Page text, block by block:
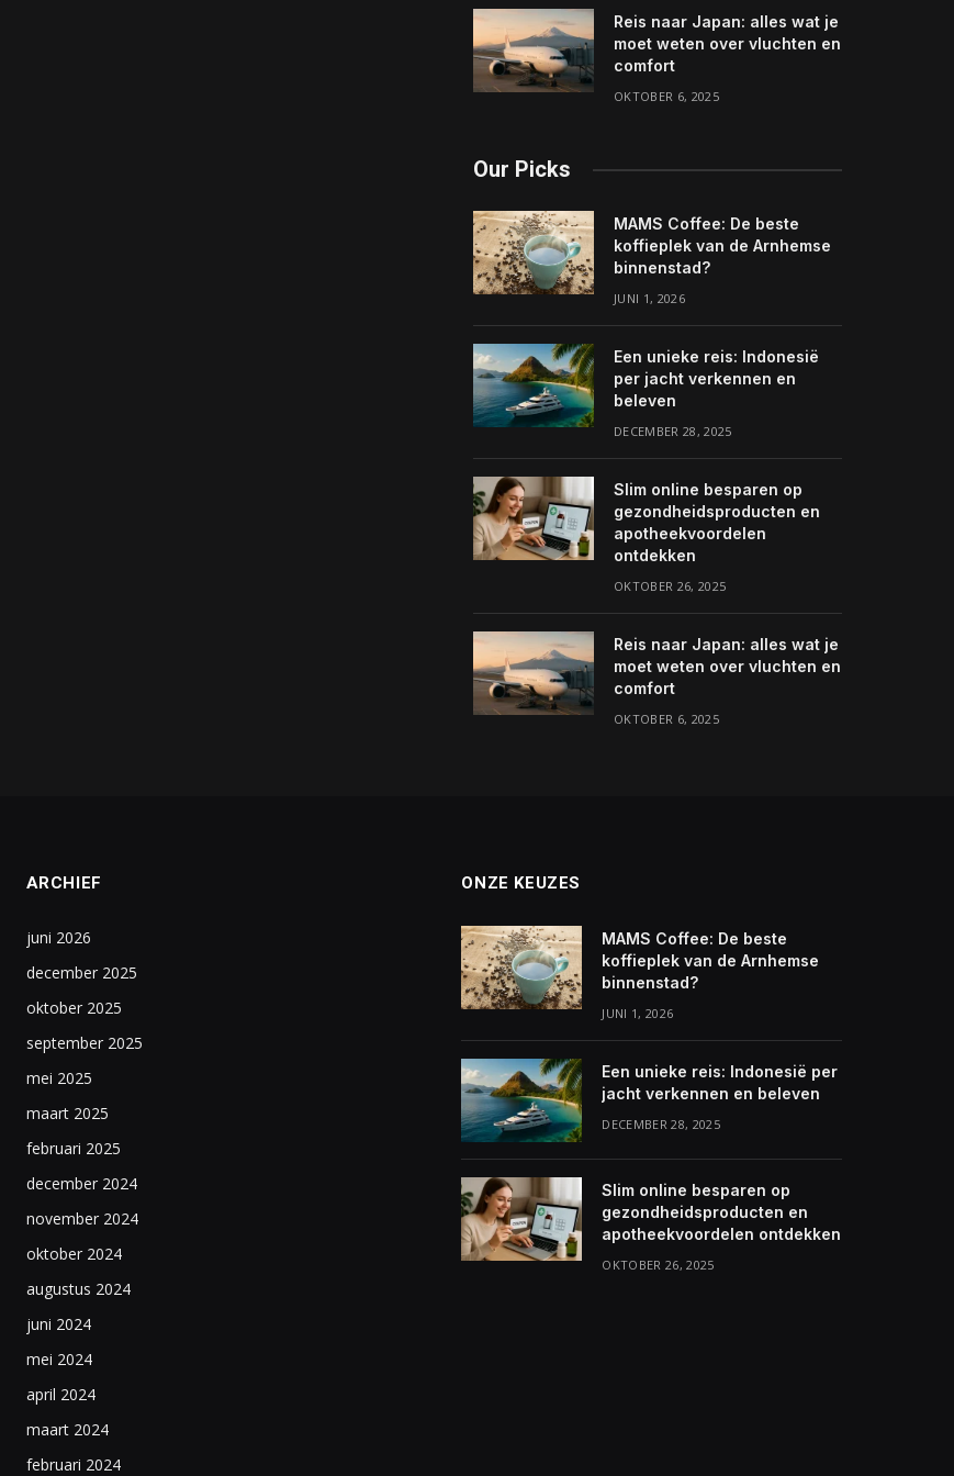
Reis naar Japan: alles wat je
moet weten over vluchten en
comfort
OKTOBER 6, 2025
Our Picks
MAMS Coffee: De beste
koffieplek van de Arnhemse
binnenstad?
JUNI 1, 2026
Een unieke reis: Indonesië
per jacht verkennen en
beleven
DECEMBER 28, 2025
Slim online besparen op
gezondheidsproducten en
apotheekvoordelen
ontdekken
OKTOBER 26, 2025
Reis naar Japan: alles wat je
moet weten over vluchten en
comfort
OKTOBER 6, 2025
ARCHIEF
juni 2026
december 2025
oktober 2025
september 2025
mei 2025
maart 2025
februari 2025
december 2024
november 2024
oktober 2024
augustus 2024
juni 2024
mei 2024
april 2024
maart 2024
februari 2024
ONZE KEUZES
MAMS Coffee: De beste
koffieplek van de Arnhemse
binnenstad?
JUNI 1, 2026
Een unieke reis: Indonesië per
jacht verkennen en beleven
DECEMBER 28, 2025
Slim online besparen op
gezondheidsproducten en
apotheekvoordelen ontdekken
OKTOBER 26, 2025